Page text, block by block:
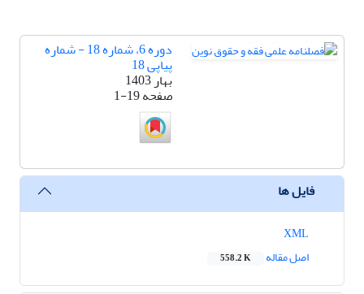
دوره 6، شماره 18 - شماره
پیاپی 18
بهار 1403
صفحه1-19
فایل ها
اصل مقاله
558.2 K